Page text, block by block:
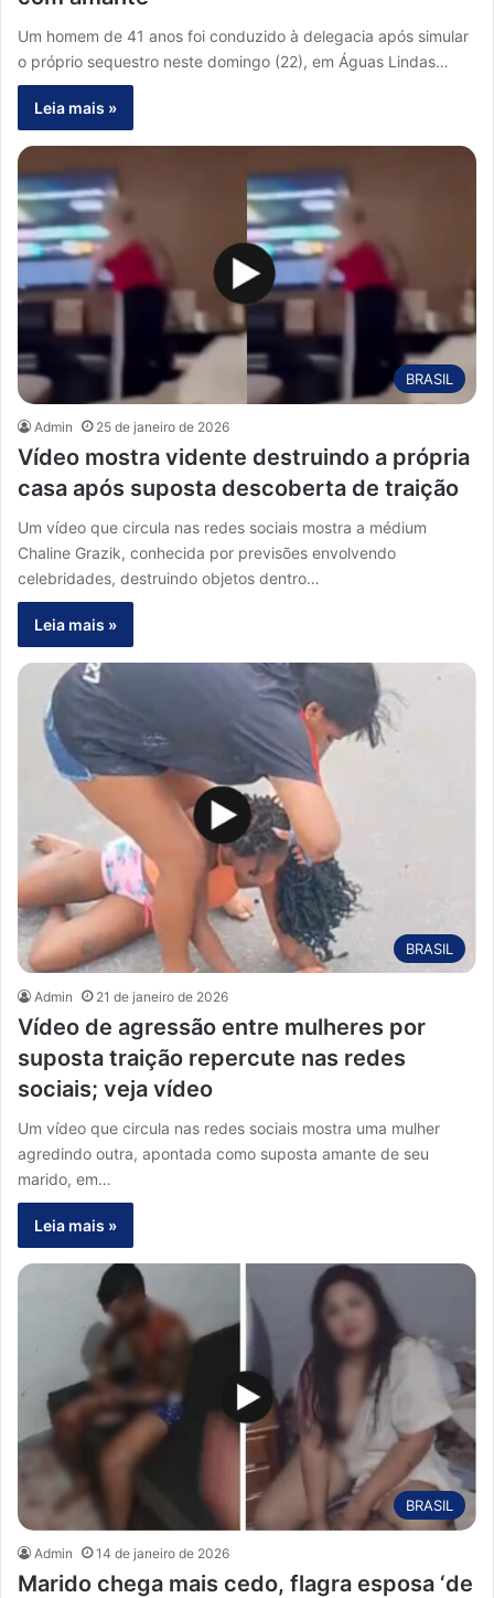
Um homem de 41 anos foi conduzido à delegacia após simular
o próprio sequestro neste domingo (22), em Águas Lindas…
Leia mais »
BRASIL
Admin 25 de janeiro de 2026
Vídeo mostra vidente destruindo a própria
casa após suposta descoberta de traição
Um vídeo que circula nas redes sociais mostra a médium
Chaline Grazik, conhecida por previsões envolvendo
celebridades, destruindo objetos dentro…
Leia mais »
BRASIL
Admin 21 de janeiro de 2026
Vídeo de agressão entre mulheres por
suposta traição repercute nas redes
sociais; veja vídeo
Um vídeo que circula nas redes sociais mostra uma mulher
agredindo outra, apontada como suposta amante de seu
marido, em…
Leia mais »
BRASIL
Admin 14 de janeiro de 2026
Marido chega mais cedo, flagra esposa ‘de